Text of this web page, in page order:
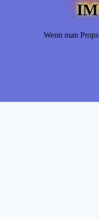
Wenn man